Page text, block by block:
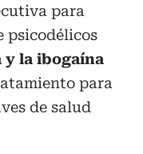
para
psicodélicos
y la ibogaína
para
de salud